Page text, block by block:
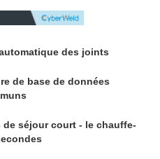
électrofusion
de base de données
de séjour court - le chauffe-
coupe rapide
adapté à l'opérateur